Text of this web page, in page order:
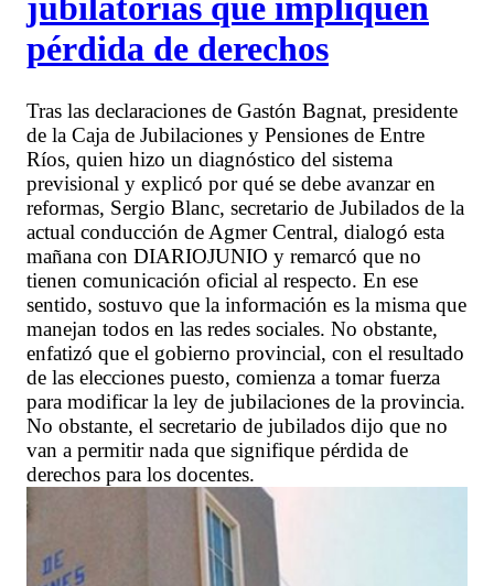
pérdida de derechos
Tras las declaraciones de Gastón Bagnat, presidente
de la Caja de Jubilaciones y Pensiones de Entre
Ríos, quien hizo un diagnóstico del sistema
previsional y explicó por qué se debe avanzar en
reformas, Sergio Blanc, secretario de Jubilados de la
actual conducción de Agmer Central, dialogó esta
mañana con DIARIOJUNIO y remarcó que no
tienen comunicación oficial al respecto. En ese
sentido, sostuvo que la información es la misma que
manejan todos en las redes sociales. No obstante,
enfatizó que el gobierno provincial, con el resultado
de las elecciones puesto, comienza a tomar fuerza
para modificar la ley de jubilaciones de la provincia.
No obstante, el secretario de jubilados dijo que no
van a permitir nada que signifique pérdida de
derechos para los docentes.